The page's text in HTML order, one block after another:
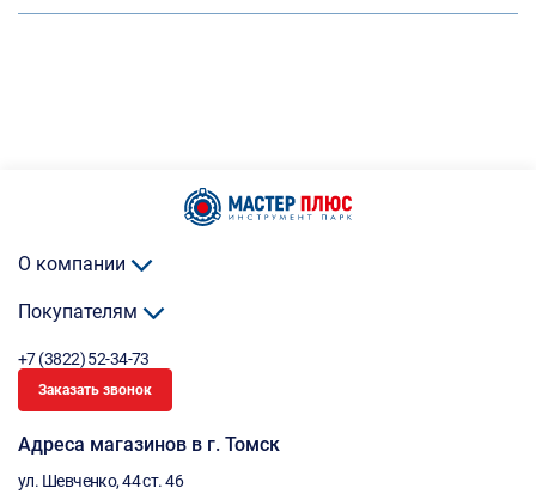
О компании
Покупателям
+7 (3822) 52-34-73
Заказать звонок
Адреса магазинов в г. Томск
ул. Шевченко, 44 ст. 46